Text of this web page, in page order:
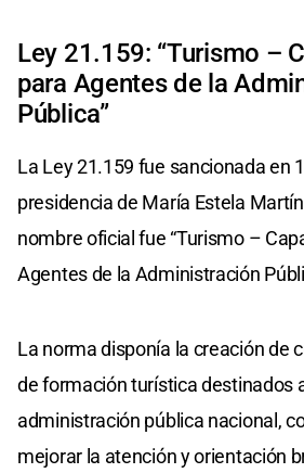
Ley 21.159: “Turismo –
para Agentes de la
Pública”
La Ley 21.159 fue sancionada en
presidencia de María Estela
nombre oficial fue “Turismo –
Agentes de la Administración
La norma disponía la creación de
de formación turística destinados
administración pública nacional,
mejorar la atención y orientación